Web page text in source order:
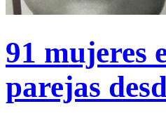
91 mujeres
parejas